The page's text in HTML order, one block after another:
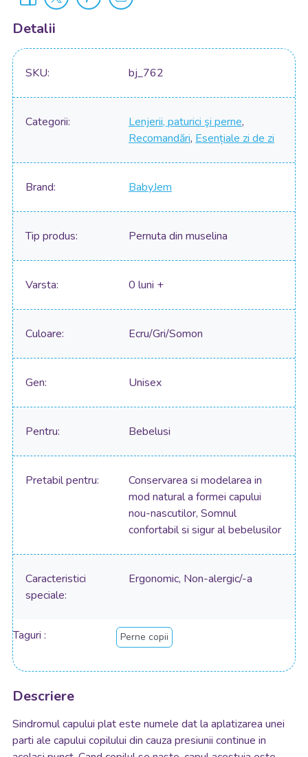
Detalii
SKU bj_762
Categorii Lenjerii, paturici şi perne,
Recomandări, Esențiale zi de zi
Brand BabyJem
Tip produs Pernuta din muselina
Varsta 0 luni +
Culoare Ecru/Gri/Somon
Gen Unisex
Pentru Bebelusi
Pretabil pentru
Conservarea si modelarea in
mod natural a formei capului
nou-nascutilor, Somnul
confortabil si sigur al bebelusilor
Caracteristici
speciale
Ergonomic, Non-alergic/-a
Taguri Perne copii
Descriere
Sindromul capului plat este numele dat la aplatizarea unei
parti ale capului copilului din cauza presiunii continue in